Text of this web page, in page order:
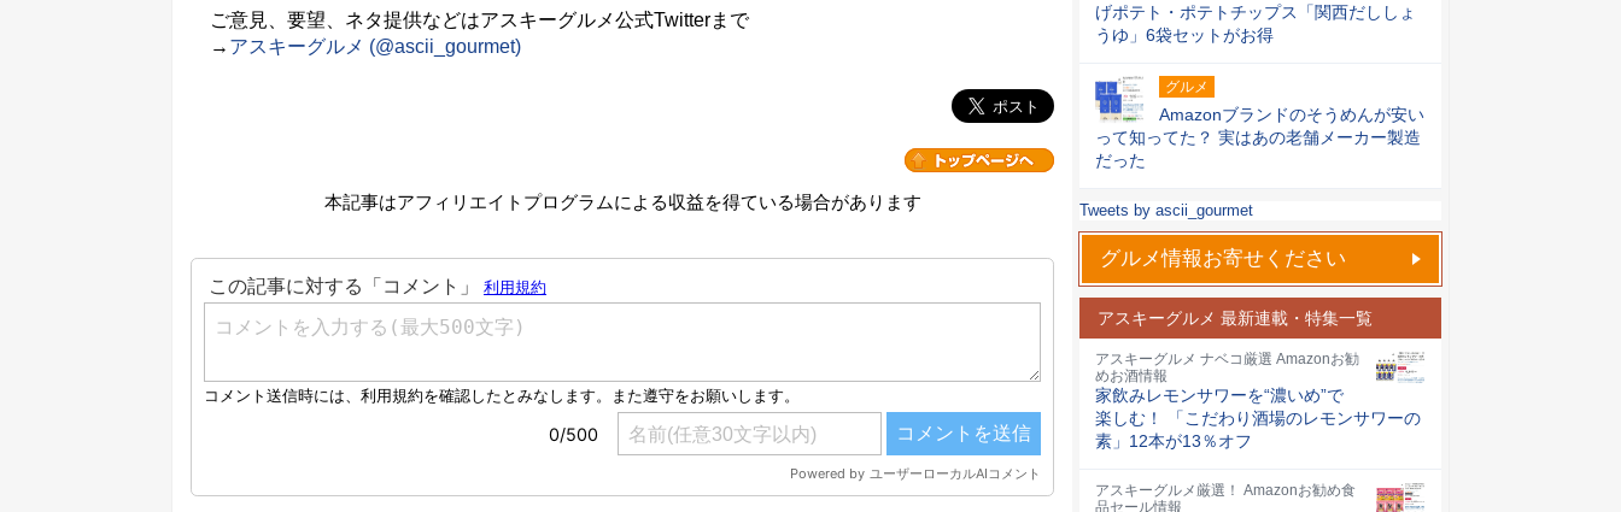
ご意見、要望、ネタ提供などはアスキーグルメ公式Twitterまで
→ アスキーグルメ (@ascii_gourmet)
本記事はアフィリエイトプログラムによる収益を得ている場合があります
げポテト・ポテトチップス「関西だししょ
うゆ」6袋セットがお得
グルメ
Amazonブランドのそうめんが安い
って知ってた？ 実はあの老舗メーカー製造
だった
Tweets by ascii_gourmet
グルメ情報お寄せください
アスキーグルメ 最新連載・特集一覧
アスキーグルメ ナベコ厳選 Amazonお勧
めお酒情報
家飲みレモンサワーを“濃いめ”で
楽しむ！ 「こだわり酒場のレモンサワーの
素」12本が13％オフ
アスキーグルメ厳選！ Amazonお勧め食
品セール情報